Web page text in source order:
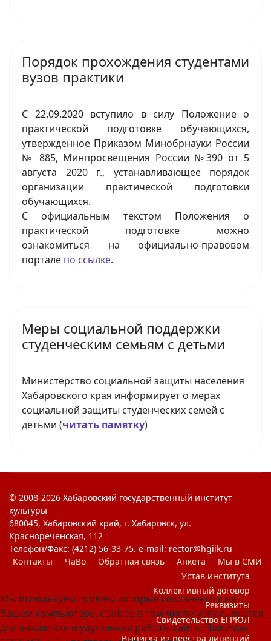
Порядок прохождения студентами
вузов практики
С 22.09.2020 вступило в силу Положение о
практической подготовке обучающихся,
утвержденное Приказом Минобрнауки России
№ 885, Минпросвещения России №390 от 5
августа 2020 г., устанавливающее порядок
организации практической подготовки
обучающихся.
С официальным текстом Положения о
практической подготовке можно
ознакомиться на официально-правовом
портале по ссылке.
Меры социальной поддержки
студенческим семьям с детьми
Министерство социальной защиты населения
Хабаровского края информирует о мерах
социальной защиты студенческих семей с
детьми (читать памятку)
© 2008-2026 Хабаровский государственный институт
культуры
680045, Хабаровский край, г. Хабаровск, ул.
Краснореченская, 112
Телефон/Факс: (4212) 56-33-75. e-mail: rector@hgiik.ru
Контакты
ЧаВо Обратная связь Анкета
Мы в СМИ
Устав института
Коллективный договор
Реквизиты
Свидетельство ЕГРЮЛ
Выписка из реестра лицензий
Мы используем cookies, которые сохраняются на
Вашем компьютере, cookies в том числе используются
для аналитики и улучшения работы сайта. Нажимая